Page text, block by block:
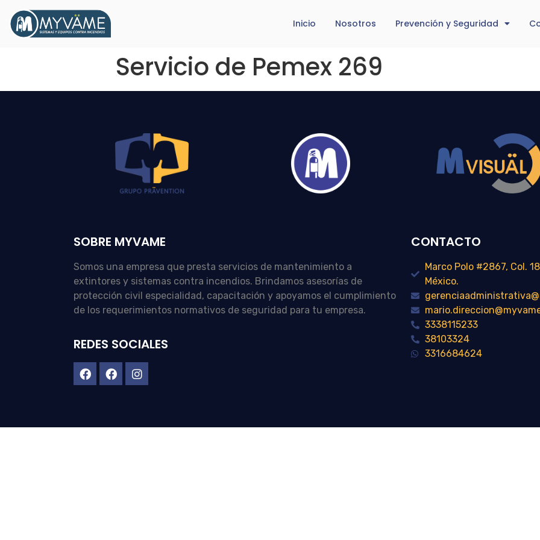
Inicio Nosotros Prevención y Seguridad
Servicio de Pemex 269
SOBRE MYVAME
Somos una empresa que presta servicios de mantenimiento a
extintores y sistemas contra incendios. Brindamos asesorías de
protección civil especialidad, capacitación y apoyamos el cumplimiento
de los requerimientos normativos de seguridad para tu empresa.
REDES SOCIALES
CONTACTO
Marco Polo #2867, Col.
México.
3338115233
38103324
3316684624